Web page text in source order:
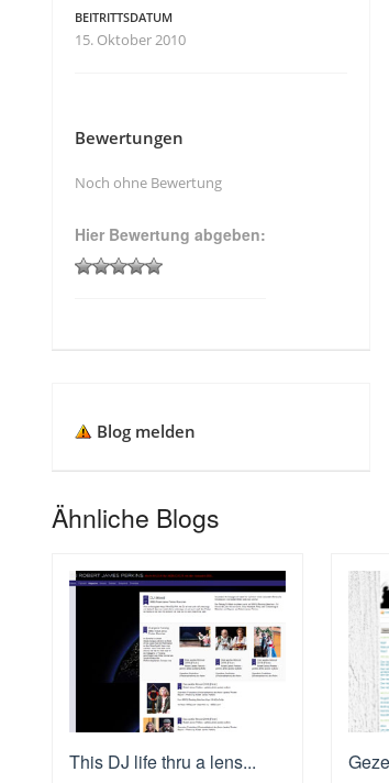
BEITRITTSDATUM
15. Oktober 2010
Bewertungen
Noch ohne Bewertung
Hier Bewertung abgeben:
Blog melden
Ähnliche Blogs
This DJ life thru a lens...